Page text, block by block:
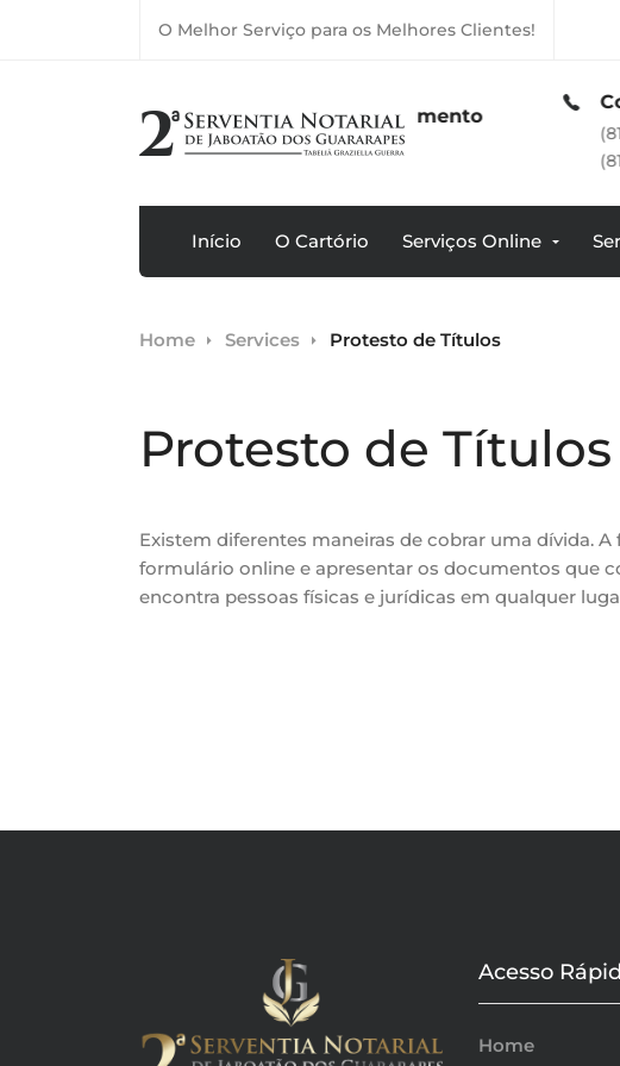
O Melhor Serviço para os Melhores Clientes!
Horário de Atendimento
Seg-Sex: 8h às 17h
Contato
(81)
(81)
Início O Cartório Serviços Online
Home Services Protesto de Títulos
Protesto de Títulos
Existem diferentes maneiras de cobrar uma dívida.
formulário online e apresentar os documentos que
encontra pessoas físicas e jurídicas em qualquer
Acesso
Home